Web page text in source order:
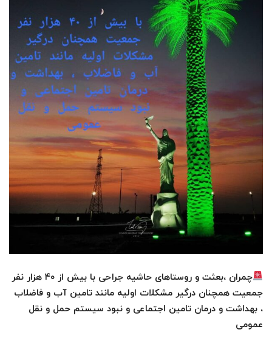
چمران ،بعثت و روستاهای حاشیه جراحی با بیش از ۴۰ هزار نفر
جمعیت همچنان درگیر مشکلات اولیه مانند تامین آب و فاضلاب
، بهداشت و درمان تامین اجتماعی و نبود سیستم حمل و نقل
عمومی